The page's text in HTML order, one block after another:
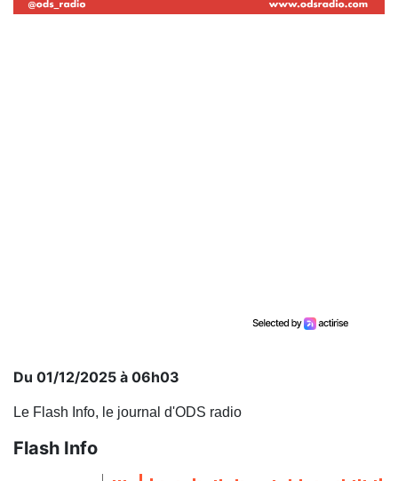
Du 01/12/2025 à 06h03
Le Flash Info, le journal d'ODS radio
Flash Info